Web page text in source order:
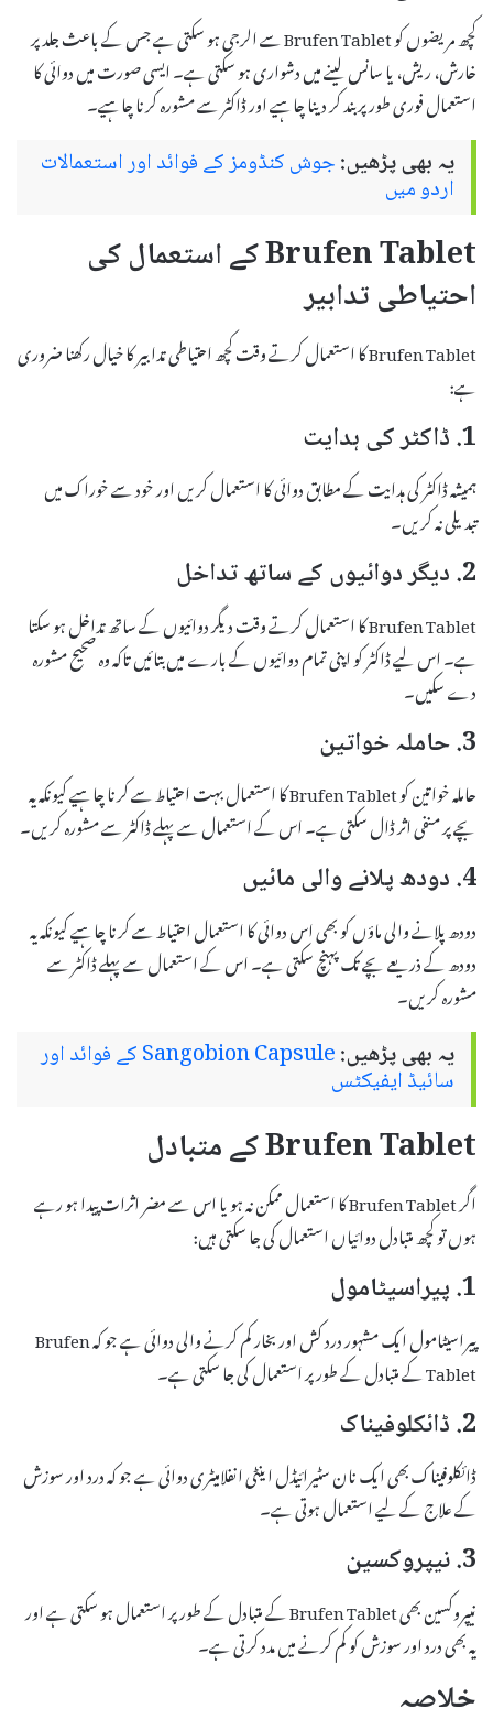
کچھ مریضوں کو Brufen Tablet سے الرجی ہو سکتی ہے جس کے باعث جلد پر
خارش، ریش، یا سانس لینے میں دشواری ہو سکتی ہے۔ ایسی صورت میں دوائی کا
استعمال فوری طور پر بند کر دینا چاہیے اور ڈاکٹر سے مشورہ کرنا چاہیے۔
یہ بھی پڑھیں:جوش کنڈومز کے فوائد اور استعمالات
اردو میں
Brufen Tablet کے استعمال کی
احتیاطی تدابیر
Brufen Tablet کا استعمال کرتے وقت کچھ احتیاطی تدابیر کا خیال رکھنا ضروری
ہے:
1. ڈاکٹر کی ہدایت
ہمیشہ ڈاکٹر کی ہدایت کے مطابق دوائی کا استعمال کریں اور خود سے خوراک میں
تبدیلی نہ کریں۔
2. دیگر دوائیوں کے ساتھ تداخل
Brufen Tablet کا استعمال کرتے وقت دیگر دوائیوں کے ساتھ تداخل ہو سکتا
ہے۔ اس لیے ڈاکٹر کو اپنی تمام دوائیوں کے بارے میں بتائیں تاکہ وہ صحیح مشورہ
دے سکیں۔
3. حاملہ خواتین
حاملہ خواتین کو Brufen Tablet کا استعمال بہت احتیاط سے کرنا چاہیے کیونکہ یہ
بچے پر منفی اثر ڈال سکتی ہے۔ اس کے استعمال سے پہلے ڈاکٹر سے مشورہ کریں۔
4. دودھ پلانے والی مائیں
دودھ پلانے والی ماؤں کو بھی اس دوائی کا استعمال احتیاط سے کرنا چاہیے کیونکہ یہ
دودھ کے ذریعے بچے تک پہنچ سکتی ہے۔ اس کے استعمال سے پہلے ڈاکٹر سے
مشورہ کریں۔
یہ بھی پڑھیں: Sangobion Capsule کے فوائد اور
سائیڈ ایفیکٹس
Brufen Tablet کے متبادل
اگر Brufen Tablet کا استعمال ممکن نہ ہو یا اس سے مضر اثرات پیدا ہو رہے
ہوں تو کچھ متبادل دوائیاں استعمال کی جا سکتی ہیں:
1. پیراسیٹامول
پیراسیٹامول ایک مشہور درد کش اور بخار کم کرنے والی دوائی ہے جو کہ Brufen
Tablet کے متبادل کے طور پر استعمال کی جا سکتی ہے۔
2. ڈائکلوفیناک
ڈائکلوفیناک بھی ایک نان سٹیرائیڈل اینٹی انفلامیٹری دوائی ہے جو کہ درد اور سوزش
کے علاج کے لیے استعمال ہوتی ہے۔
3. نیپروکسین
نیپروکسین بھی Brufen Tablet کے متبادل کے طور پر استعمال ہو سکتی ہے اور
یہ بھی درد اور سوزش کو کم کرنے میں مدد کرتی ہے۔
خلاصہ